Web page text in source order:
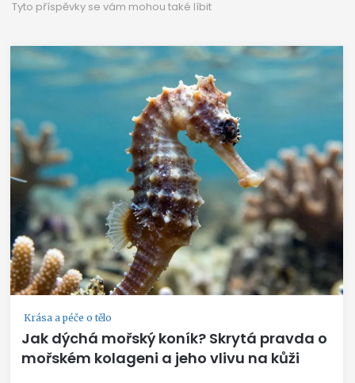
Tyto příspěvky se vám mohou také líbit
Krása a péče o tělo
Jak dýchá mořský koník? Skrytá pravda o
mořském kolageni a jeho vlivu na kůži